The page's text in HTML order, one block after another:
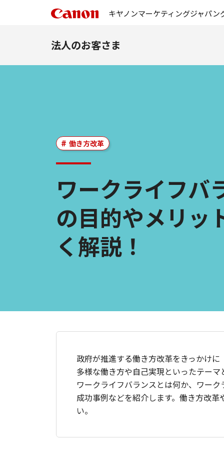
キヤノンマーケティングジャパン
法人のお客さま
ワークライフバ
の目的やメリッ
く解説！
働き方改革
政府が推進する働き方改革をきっかけ
多様な働き方や自己実現といったテー
ワークライフバランスとは何か、ワー
成功事例などを紹介します。働き方改
い。